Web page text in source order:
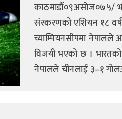
काठमाडौँ०९असाेज०७५/
संस्करणको एशियन १८
च्याम्पियनसीपमा नेपालले
विजयी भएको छ ।
नेपालले चीनलाई ३–१